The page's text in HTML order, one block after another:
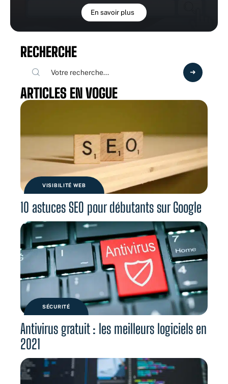
En savoir plus
RECHERCHE
ARTICLES EN VOGUE
VISIBILITÉ WEB
10 astuces SEO pour débutants sur Google
SÉCURITÉ
Antivirus gratuit : les meilleurs logiciels en
2021